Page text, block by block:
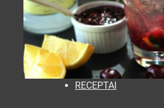
RECEPTAI